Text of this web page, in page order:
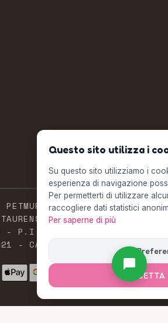
- MILLSTORE SRL
20 - 61033
- P.I. E C.F. 02603420411
- CAPITALE SOCIALE 2.500
Questo sito utilizza i
Su questo sito utilizziamo i
esperienza di navigazione
Per permetterti di utilizzare
raccogliere dati statistici
Per saperne di più